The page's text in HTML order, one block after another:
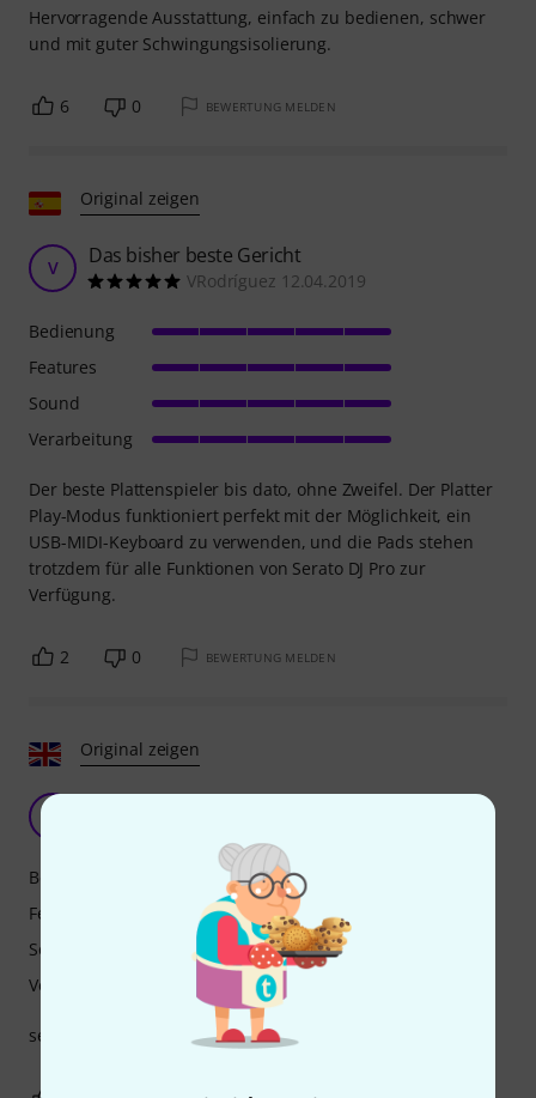
Hervorragende Ausstattung, einfach zu bedienen, schwer
und mit guter Schwingungsisolierung.
6 0 BEWERTUNG MELDEN
Original zeigen
V Das bisher beste Gericht
VRodríguez 12.04.2019
Der beste Plattenspieler bis dato, ohne Zweifel. Der Platter
Play-Modus funktioniert perfekt mit der Möglichkeit, ein
USB-MIDI-Keyboard zu verwenden, und die Pads stehen
trotzdem für alle Funktionen von Serato DJ Pro zur
Verfügung.
Bedienung
Features
Sound
Verarbeitung
2 0 BEWERTUNG MELDEN
Original zeigen
sehr gut gefällt mir
Bedienung
Features
Sound
Verarbeitung